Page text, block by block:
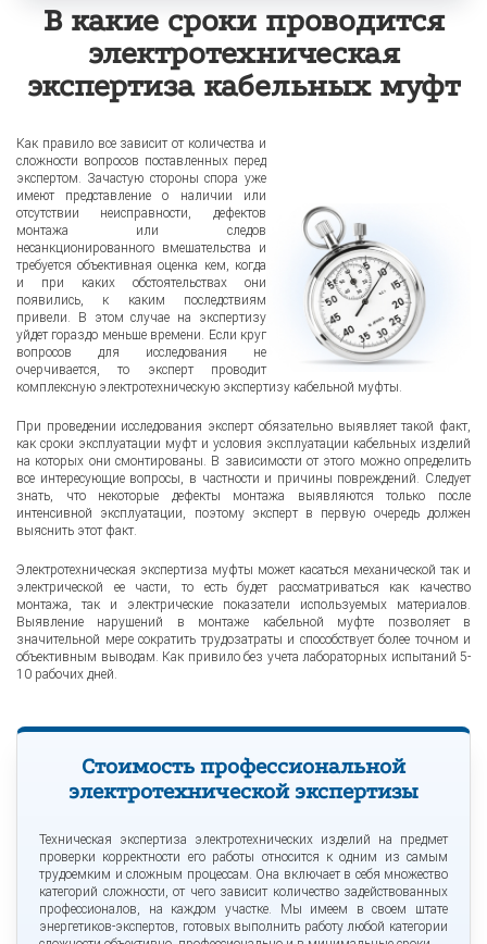
В какие сроки проводится
электротехническая
экспертиза кабельных муфт
Как правило все зависит от количества и
сложности вопросов поставленных перед
экспертом. Зачастую стороны спора уже
имеют представление о наличии или
отсутствии неисправности, дефектов
монтажа или следов
несанкционированного вмешательства и
требуется объективная оценка кем, когда
и при каких обстоятельствах они
появились, к каким последствиям
привели. В этом случае на экспертизу
уйдет гораздо меньше времени. Если круг
вопросов для исследования не
очерчивается, то эксперт проводит
комплексную электротехническую экспертизу кабельной муфты.
При проведении исследования эксперт обязательно выявляет такой факт,
как сроки эксплуатации муфт и условия эксплуатации кабельных изделий
на которых они смонтированы. В зависимости от этого можно определить
все интересующие вопросы, в частности и причины повреждений. Следует
знать, что некоторые дефекты монтажа выявляются только после
интенсивной эксплуатации, поэтому эксперт в первую очередь должен
выяснить этот факт.
Электротехническая экспертиза муфты может касаться механической так и
электрической ее части, то есть будет рассматриваться как качество
монтажа, так и электрические показатели используемых материалов.
Выявление нарушений в монтаже кабельной муфте позволяет в
значительной мере сократить трудозатраты и способствует более точном и
объективным выводам. Как привило без учета лабораторных испытаний 5-
10 рабочих дней.
Стоимость профессиональной
электротехнической экспертизы
Техническая экспертиза электротехнических изделий на предмет
проверки корректности его работы относится к одним из самым
трудоемким и сложным процессам. Она включает в себя множество
категорий сложности, от чего зависит количество задействованных
профессионалов, на каждом участке. Мы имеем в своем штате
энергетиков-экспертов, готовых выполнить работу любой категории